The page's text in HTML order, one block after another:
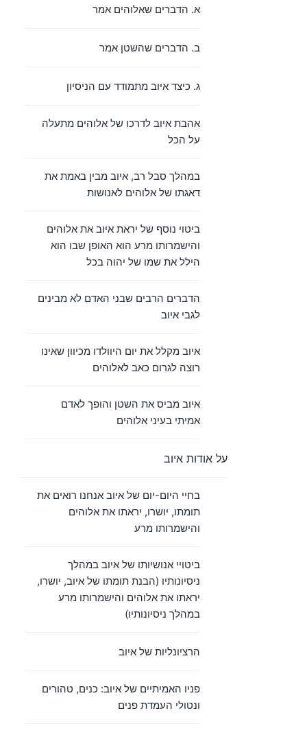
א. הדברים שאלוהים אמר
ב. הדברים שהשטן אמר
ג. כיצד איוב מתמודד עם הניסיון
אהבת איוב לדרכו של אלוהים מתעלה
על הכל
במהלך סבל רב, איוב מבין באמת את
דאגתו של אלוהים לאנושות
ביטוי נוסף של יראת איוב את אלוהים
והישמרותו מרע הוא האופן שבו הוא
הילל את שמו של יהוה בכל
הדברים הרבים שבני האדם לא מבינים
לגבי איוב
איוב מקלל את יום היוולדו מכיוון שאינו
רוצה לגרום כאב לאלוהים
איוב מביס את השטן והופך לאדם
אמיתי בעיני אלוהים
על אודות איוב
בחיי היום-יום של איוב אנחנו רואים את
תומתו, יושרו, יראתו את אלוהים
והישמרותו מרע
ביטויי אנושיותו של איוב במהלך
ניסיונותיו (הבנת תומתו של איוב, יושרו,
יראתו את אלוהים והישמרותו מרע
במהלך ניסיונותיו)
הרציונליות של איוב
פניו האמיתיים של איוב: כנים, טהורים
ונטולי העמדת פנים